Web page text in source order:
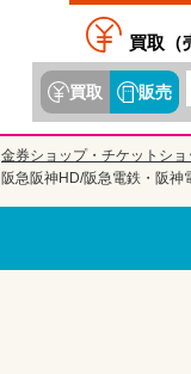
買取（
買取 販売
金券ショップ・チケットシ
阪急阪神HD/阪急電鉄・阪